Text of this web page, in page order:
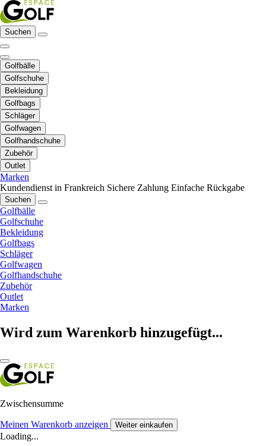
Suchen
Golfbälle
Golfschuhe
Bekleidung
Golfbags
Schläger
Golfwagen
Golfhandschuhe
Zubehör
Outlet
Marken
Kundendienst in Frankreich Sichere Zahlung Einfache Rückgabe
Suchen
Golfbälle
Golfschuhe
Bekleidung
Golfbags
Schläger
Golfwagen
Golfhandschuhe
Zubehör
Outlet
Marken
Wird zum Warenkorb hinzugefügt...
Zwischensumme
Meinen Warenkorb anzeigen Weiter einkaufen
Loading...